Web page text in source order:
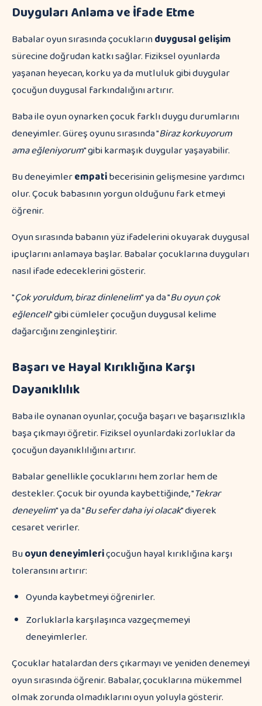
Duyguları Anlama ve İfade Etme
Babalar oyun sırasında çocuklarınduygusal gelişim
sürecine doğrudan katkı sağlar. Fiziksel oyunlarda
yaşanan heyecan, korku ya da mutluluk gibi duygular
çocuğun duygusal farkındalığını artırır.
Baba ile oyun oynarken çocuk farklı duygu durumlarını
deneyimler. Güreş oyunu sırasında "Biraz korkuyorum
ama eğleniyorum" gibi karmaşık duygular yaşayabilir.
Bu deneyimlerempatibecerisinin gelişmesine yardımcı
olur. Çocuk babasının yorgun olduğunu fark etmeyi
öğrenir.
Oyun sırasında babanın yüz ifadelerini okuyarak duygusal
ipuçlarını anlamaya başlar. Babalar çocuklarına duyguları
nasıl ifade edeceklerini gösterir.
"Çok yoruldum, biraz dinlenelim" ya da "Bu oyun çok
eğlenceli" gibi cümleler çocuğun duygusal kelime
dağarcığını zenginleştirir.
Başarı ve Hayal Kırıklığına Karşı
Dayanıklılık
Baba ile oynanan oyunlar, çocuğa başarı ve başarısızlıkla
başa çıkmayı öğretir. Fiziksel oyunlardaki zorluklar da
çocuğun dayanıklılığını artırır.
Babalar genellikle çocuklarını hem zorlar hem de
destekler. Çocuk bir oyunda kaybettiğinde, "Tekrar
deneyelim" ya da "Bu sefer daha iyi olacak" diyerek
cesaret verirler.
Buoyun deneyimleriçocuğun hayal kırıklığına karşı
toleransını artırır:
Oyunda kaybetmeyi öğrenirler.
Zorluklarla karşılaşınca vazgeçmemeyi
deneyimlerler.
Çocuklar hatalardan ders çıkarmayı ve yeniden denemeyi
oyun sırasında öğrenir. Babalar, çocuklarına mükemmel
olmak zorunda olmadıklarını oyun yoluyla gösterir.